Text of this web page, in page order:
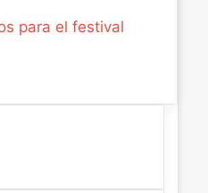
para el festival